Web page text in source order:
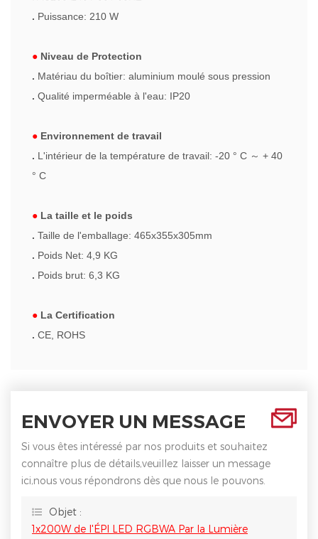
. Puissance: 210 W
● Niveau de Protection
. Matériau du boîtier: aluminium moulé sous pression
. Qualité imperméable à l'eau: IP20
● Environnement de travail
. L'intérieur de la température de travail: -20 ° C ～ + 40
° C
● La taille et le poids
. Taille de l'emballage: 465x355x305mm
. Poids Net: 4,9 KG
. Poids brut: 6,3 KG
● La Certification
. CE, ROHS
ENVOYER UN MESSAGE
Si vous êtes intéressé par nos produits et souhaitez
connaître plus de détails,veuillez laisser un message
ici,nous vous répondrons dès que nous le pouvons.
Objet :
1x200W de l'ÉPI LED RGBWA Par la Lumière